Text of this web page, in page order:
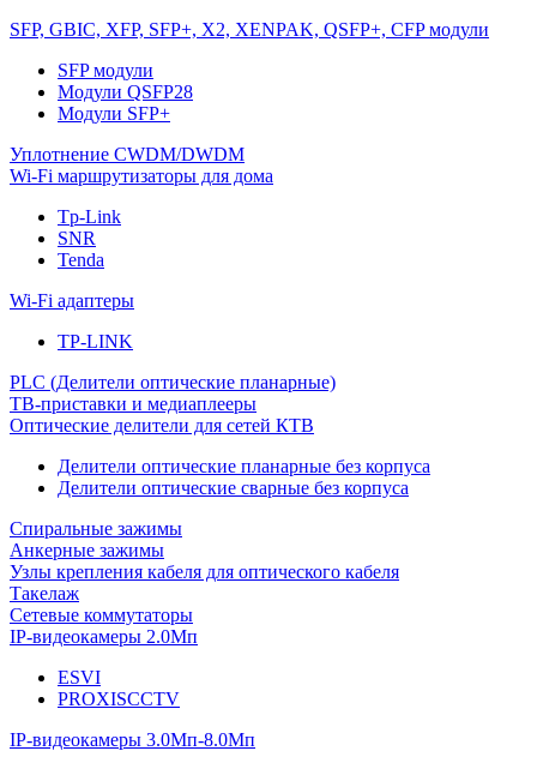
SFP, GBIC, XFP, SFP+, X2, XENPAK, QSFP+, CFP модули
SFP модули
Модули QSFP28
Модули SFP+
Уплотнение CWDM/DWDM
Wi-Fi маршрутизаторы для дома
Tp-Link
SNR
Tenda
Wi-Fi адаптеры
TP-LINK
PLC (Делители оптические планарные)
ТВ-приставки и медиаплееры
Оптические делители для сетей КТВ
Делители оптические планарные без корпуса
Делители оптические сварные без корпуса
Спиральные зажимы
Анкерные зажимы
Узлы крепления кабеля для оптического кабеля
Такелаж
Сетевые коммутаторы
IP-видеокамеры 2.0Мп
ESVI
PROXISCCTV
IP-видеокамеры 3.0Мп-8.0Мп